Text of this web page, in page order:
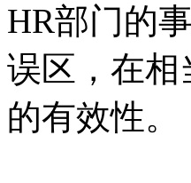
HR部门的
误区，在相
的有效性。